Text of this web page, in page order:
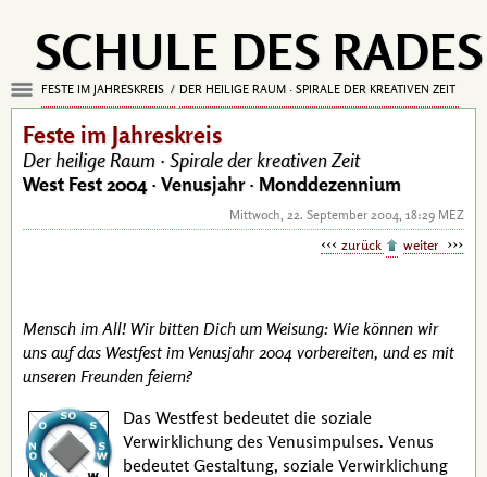
SCHULE DES RADES
FESTE IM JAHRESKREIS DER HEILIGE RAUM · SPIRALE DER KREATIVEN ZEIT
Feste im Jahreskreis
Der heilige Raum · Spirale der kreativen Zeit
West Fest 2004 · Venusjahr · Monddezennium
Mittwoch, 22. September 2004, 18:29 MEZ
zurück weiter
Mensch im All! Wir bitten Dich um Weisung: Wie können wir
uns auf das Westfest im Venusjahr 2004 vorbereiten, und es mit
unseren Freunden feiern?
Das Westfest bedeutet die soziale
Verwirklichung des Venusimpulses. Venus
bedeutet Gestaltung, soziale Verwirklichung